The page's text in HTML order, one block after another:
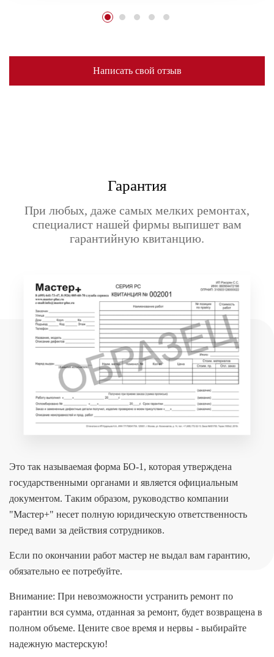
Написать свой отзыв
Гарантия
При любых, даже самых мелких ремонтах,
специалист нашей фирмы выпишет вам
гарантийную квитанцию.
Это так называемая форма БО-1, которая утверждена
государственными органами и является официальным
документом. Таким образом, руководство компании
"Мастер+" несет полную юридическую ответственность
перед вами за действия сотрудников.
Если по окончании работ мастер не выдал вам гарантию,
обязательно ее потребуйте.
Внимание: При невозможности устранить ремонт по
гарантии вся сумма, отданная за ремонт, будет возвращена в
полном объеме. Цените свое время и нервы - выбирайте
надежную мастерскую!